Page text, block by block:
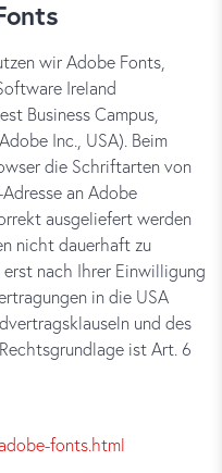
wir Adobe Fonts,
Ireland
Business Campus,
Inc., USA). Beim
die Schriftarten von
an Adobe
ausgeliefert werden
nicht dauerhaft zu
nach Ihrer Einwilligung
in die USA
und des
ist Art. 6
fonts.html